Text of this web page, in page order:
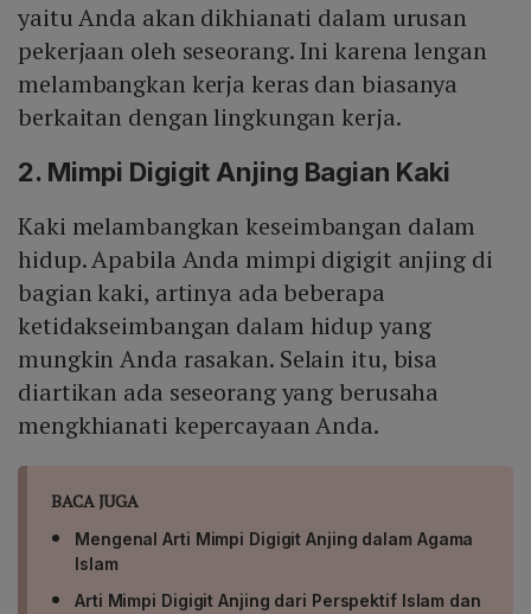
yaitu Anda akan dikhianati dalam urusan
pekerjaan oleh seseorang. Ini karena lengan
melambangkan kerja keras dan biasanya
berkaitan dengan lingkungan kerja.
2. Mimpi Digigit Anjing Bagian Kaki
Kaki melambangkan keseimbangan dalam
hidup. Apabila Anda mimpi digigit anjing di
bagian kaki, artinya ada beberapa
ketidakseimbangan dalam hidup yang
mungkin Anda rasakan. Selain itu, bisa
diartikan ada seseorang yang berusaha
mengkhianati kepercayaan Anda.
BACA JUGA
Mengenal Arti Mimpi Digigit Anjing dalam Agama
Islam
Arti Mimpi Digigit Anjing dari Perspektif Islam dan